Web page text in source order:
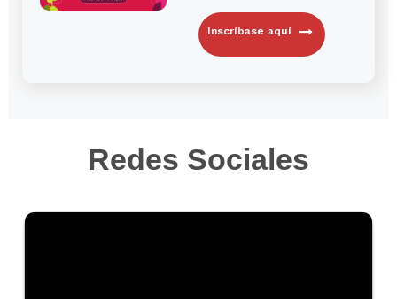
Inscríbase aquí
Redes Sociales